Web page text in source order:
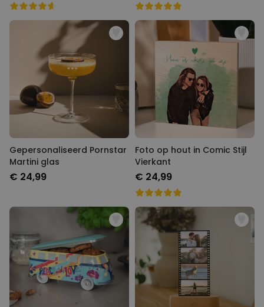
Gepersonaliseerd Pornstar
Martini glas
€ 24,99
Foto op hout in Comic Stijl
Vierkant
€ 24,99